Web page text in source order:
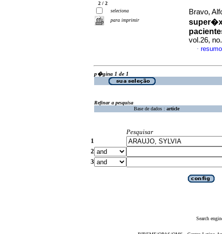
2 / 2
seleciona
para imprimir
Bravo,
vol.26,
·
p�gina 1 de 1
Refinar a pesquisa
Base de dados : article
Pesquisar
1
2
3
Search